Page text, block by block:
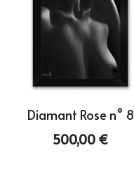
Diamant Rose n° 8
500,00 €